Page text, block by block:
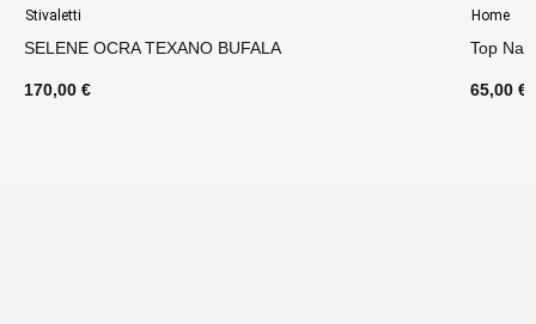
Stivaletti
SELENE OCRA TEXANO BUFALA
170,00 €
Home
Top
65,00 €